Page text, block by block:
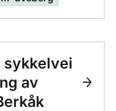
sykkelvei
av